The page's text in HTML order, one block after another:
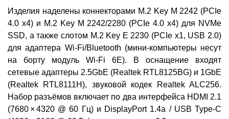
Изделия наделены коннекторами M.2 Key M 2242 (PCIe
4.0 x4) и M.2 Key M 2242/2280 (PCIe 4.0 x4) для NVMe
SSD, а также слотом M.2 Key E 2230 (PCIe x1, USB 2.0)
для адаптера Wi-Fi/Bluetooth (мини-компьютеры несут
на борту модуль Wi-Fi 6E). В оснащение входят
сетевые адаптеры 2.5GbE (Realtek RTL8125BG) и 1GbE
(Realtek RTL8111H), звуковой кодек Realtek ALC256.
Набор разъёмов включает по два интерфейса HDMI 2.1
(7680 × 4320 @ 60 Гц) и DisplayPort 1.4a / USB Type-C